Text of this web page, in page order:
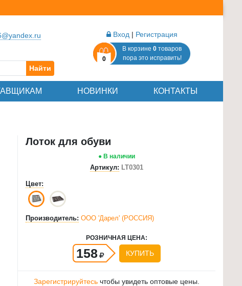
Найти
Вход | Регистрация
0
В корзине0 товаров
пора это исправить!
НОВИНКИ КОНТАКТЫ
Лоток для обуви
● В наличии
Артикул: LT0301
Цвет:
Производитель: ООО 'Дарел' (РОССИЯ)
РОЗНИЧНАЯ ЦЕНА:
158 КУПИТЬ
Зарегистрируйтесьчтобы увидеть оптовые цены.